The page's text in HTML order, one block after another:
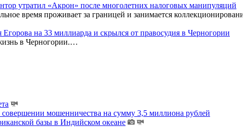
утратил «Акрон» после многолетних налоговых манипуляций
время проживает за границей и занимается
на 33 миллиарда и скрылся от правосудия в Черногории
в Черногории.…
мошенничества на сумму 3,5 миллиона рублей
базы в Индийском океане